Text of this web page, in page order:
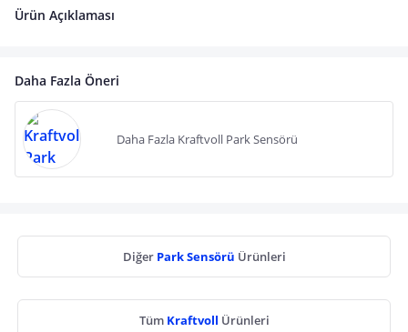
Ürün Açıklaması
Daha Fazla Öneri
Daha Fazla Kraftvoll Park Sensörü
Diğer Park Sensörü Ürünleri
Tüm Kraftvoll Ürünleri